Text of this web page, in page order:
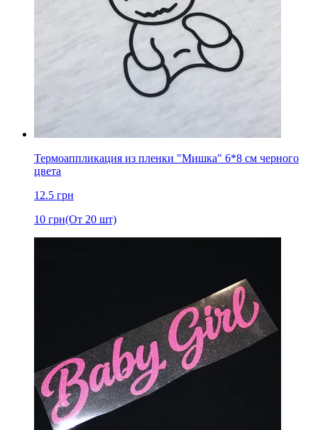
Термоаппликация из пленки "Мишка" 6*8 cм черного
цвета
12.5 грн
10 грн(От 20 шт)